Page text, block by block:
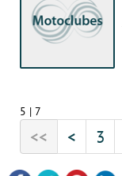
5 | 7
<< < 3